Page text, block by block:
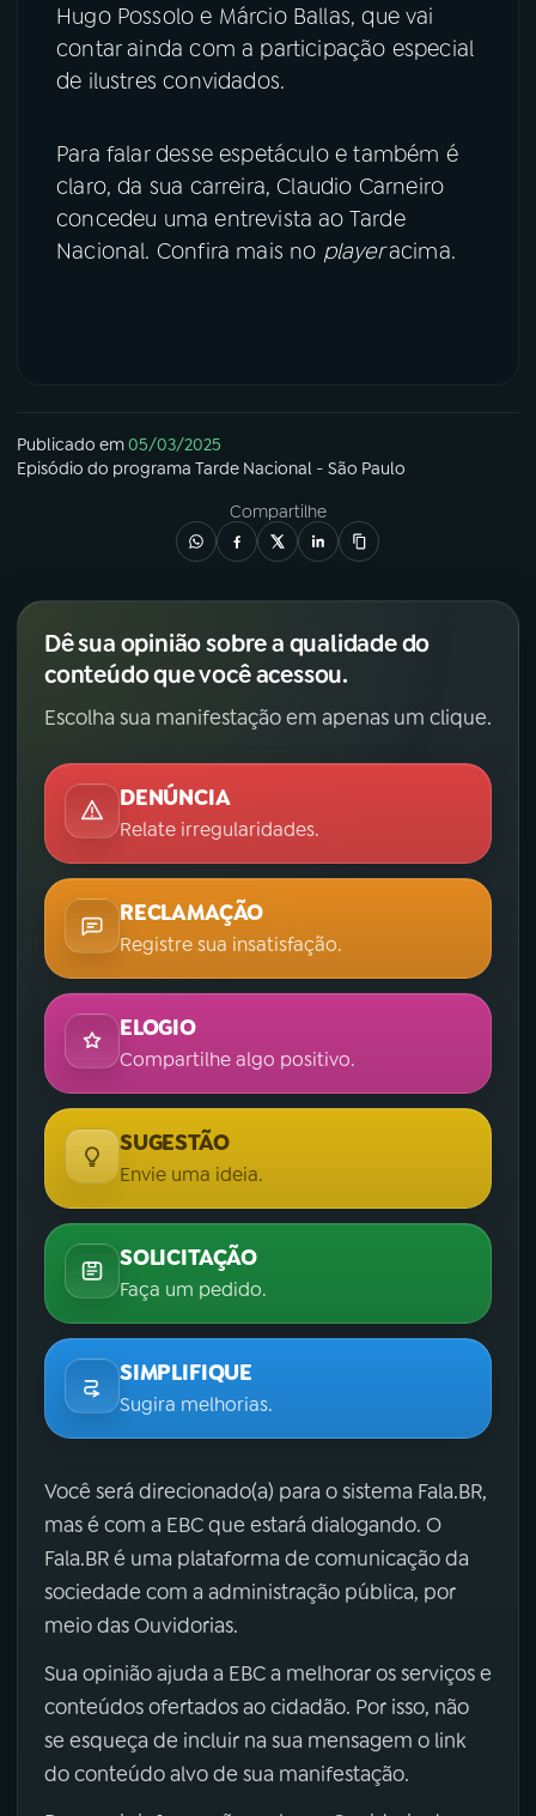
Hugo Possolo e Márcio Ballas, que vai
contar ainda com a participação especial
de ilustres convidados.
Para falar desse espetáculo e também é
claro, da sua carreira, Claudio Carneiro
concedeu uma entrevista ao Tarde
Nacional. Confira mais no playeracima.
Publicado em05/03/2025
Episódio do programa Tarde Nacional - São Paulo
Compartilhe
Dê sua opinião sobre a qualidade do
conteúdo que você acessou.
Escolha sua manifestação em apenas um clique.
DENÚNCIA
Relate irregularidades.
RECLAMAÇÃO
Registre sua insatisfação.
ELOGIO
Compartilhe algo positivo.
SUGESTÃO
Envie uma ideia.
SOLICITAÇÃO
Faça um pedido.
SIMPLIFIQUE
Sugira melhorias.
Você será direcionado(a) para o sistema Fala.BR,
mas é com a EBC que estará dialogando. O
Fala.BR é uma plataforma de comunicação da
sociedade com a administração pública, por
meio das Ouvidorias.
Sua opinião ajuda a EBC a melhorar os serviços e
conteúdos ofertados ao cidadão. Por isso, não
se esqueça de incluir na sua mensagem o link
do conteúdo alvo de sua manifestação.